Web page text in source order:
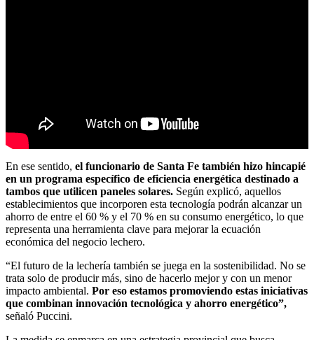
En ese sentido, el funcionario de Santa Fe también hizo hincapié
en un programa específico de eficiencia energética destinado a
tambos que utilicen paneles solares. Según explicó, aquellos
establecimientos que incorporen esta tecnología podrán alcanzar un
ahorro de entre el 60 % y el 70 % en su consumo energético, lo que
representa una herramienta clave para mejorar la ecuación
económica del negocio lechero.
“El futuro de la lechería también se juega en la sostenibilidad. No se
trata solo de producir más, sino de hacerlo mejor y con un menor
impacto ambiental. Por eso estamos promoviendo estas iniciativas
que combinan innovación tecnológica y ahorro energético”,
señaló Puccini.